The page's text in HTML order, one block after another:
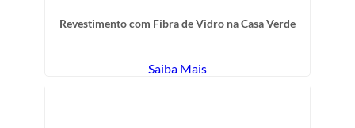
Revestimento com Fibra de Vidro na Casa Verde
Saiba Mais